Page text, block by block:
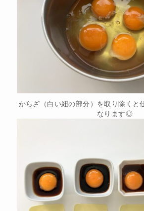
からざ（白い紐の部分）を取り除くと
なります◎